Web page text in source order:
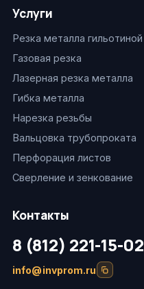
Услуги
Резка металла гильотиной
Газовая резка
Лазерная резка металла
Гибка металла
Нарезка резьбы
Вальцовка трубопроката
Перфорация листов
Сверление и зенкование
Контакты
8 (812) 221-15-02
info@invprom.ru